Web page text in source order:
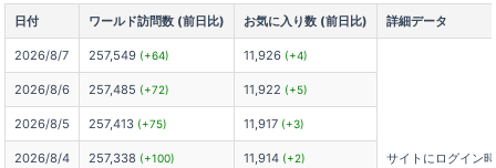
日付 ワールド訪問数 (前日比) お気に入り数 (前日比) 詳細データ
2026/8/7 257,549 (+64) 11,926 (+4)
サイトにログイン
2026/8/6 257,485 (+72) 11,922 (+5)
2026/8/5 257,413 (+75) 11,917 (+3)
2026/8/4 257,338 (+100) 11,914 (+2)